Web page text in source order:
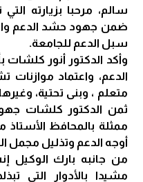
سالم، مرحبا بزيارته
ضمن جهود حشد الدعم
سبل الدعم للجامعة.
وأكد الدكتور أنور
الدعم، واعتماد موازنات
متعلم ، وبنى تحتية،
ثمن الدكتور كلشات
ممثلة بالمحافظ
أوجه الدعم وتذليل مجمل
من جانبه بارك الوكيل
مشيدا بالأدوار التي